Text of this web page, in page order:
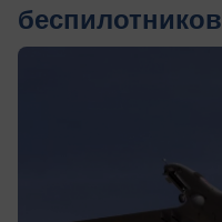
беспилотников